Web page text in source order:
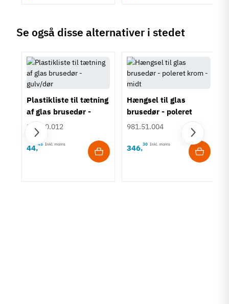
Se også disse alternativer i stedet
Plastikliste til tætning
af glas brusedør -
gulv/dør
950.50.012
44,45 Inkl. moms
Hængsel til glas
brusedør - poleret
krom - midt
981.51.004
346,30 Inkl. moms